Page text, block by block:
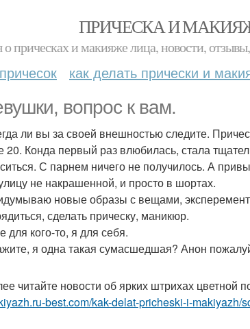
ПРИЧЕСКА И
прическах и макияже лица, новости,
как делать прически и
вопрос к вам.
ли вы за своей внешностью следите.
20. Конда первый раз влюбилась, стала
С парнем ничего не получилось. А
не накрашенной, и просто в шортах.
новые образы с вещами,
сделать прическу, маникюр.
для кого-то, я для себя.
я одна такая сумасшедшая? Анон
читайте новости об ярких штрихах цветной
best.com/kak-delat-pricheski-i-makiyazh/